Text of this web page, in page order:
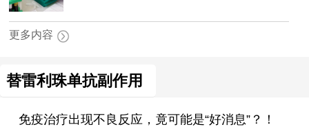
更多内容
替雷利珠单抗副作用
免疫治疗出现不良反应，竟可能是“好消息”？！